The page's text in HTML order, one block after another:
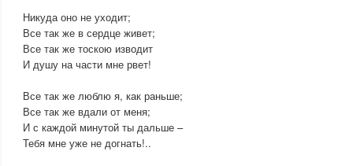
Никуда оно не уходит;
Все так же в сердце живет;
Все так же тоскою изводит
И душу на части мне рвет!
Все так же люблю я, как раньше;
Все так же вдали от меня;
И с каждой минутой ты дальше –
Тебя мне уже не догнать!..